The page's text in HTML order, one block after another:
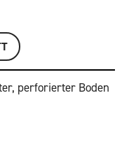
perforierter Boden